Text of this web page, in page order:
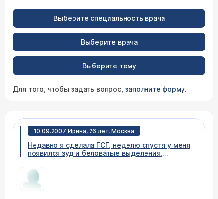
Выберите специальность врача
Выберите врача
Выберите тему
Для того, чтобы задать вопрос, заполните форму.
10.09.2007 Ирина, 26 лет, Москва
Недавно я сделала ГСГ, неделю спустя у меня
появился зуд и беловатые выделения,
избавиться? Спасибо.